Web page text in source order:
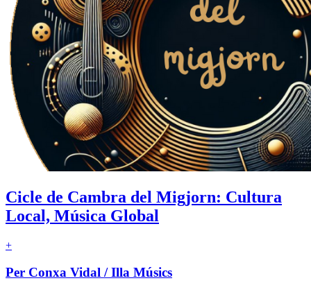
Cicle de Cambra del Migjorn: Cultura
Local, Música Global
+
Per Conxa Vidal / Illa Músics